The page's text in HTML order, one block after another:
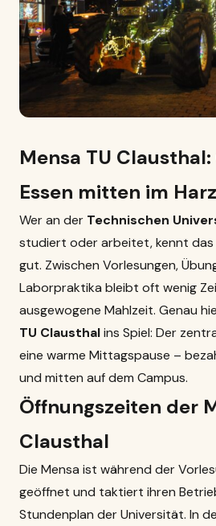
Mensa TU Clausthal
Essen mitten im Harz
Wer an der Technischen
studiert oder arbeitet, kennt
gut. Zwischen Vorlesungen,
Laborpraktika bleibt oft wenig
ausgewogene Mahlzeit. Genau
TU Clausthalins Spiel: Der
eine warme Mittagspause –
und mitten auf dem Campus.
Öffnungszeiten der
Clausthal
Die Mensa ist während der
geöffnet und taktiert ihren
Stundenplan der Universität. In